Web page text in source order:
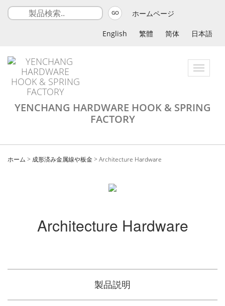
GO ホームページ
English 繁體 简体 日本語
Toggle
YENCHANG HARDWARE HOOK & SPRING
FACTORY
ホーム > 成形済み金属線や板金> Architecture Hardware
Architecture Hardware
製品説明